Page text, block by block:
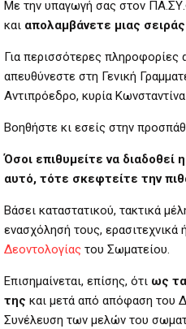
Με την υπαγωγή σας στον
και απολαμβάνετε μιας
Για περισσότερες
απευθύνεστε στη Γενική
Αντιπρόεδρο, κυρία
Βοηθήστε κι εσείς στην
Όσοι επιθυμείτε να διαδοθεί
αυτό, τότε σκεφτείτε την
Βάσει καταστατικού, τακτικά
ενασχόλησή τους, ερασιτεχνικά
Δεοντολογίας του Σωματείου.
Επισημαίνεται, επίσης, ότι ως
της και μετά από απόφαση του
Συνέλευση των μελών του